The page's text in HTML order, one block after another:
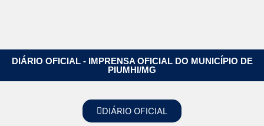
DIÁRIO OFICIAL - IMPRENSA OFICIAL DO MUNICÍPIO DE
PIUMHI/MG
DIÁRIO OFICIAL